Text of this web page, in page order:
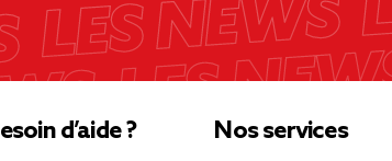
d’aide ? Nos services